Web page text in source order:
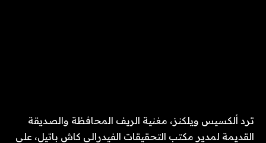
ترد ألكسيس ويلكنز، مغنية الريف المحافظة والصديقة
القديمة لمدير مكتب التحقيقات الفيدرالي كاش باتيل، على